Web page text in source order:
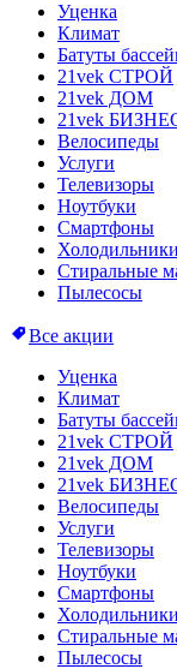
Уценка
Климат
Батуты
21vek СТРОЙ
21vek ДОМ
21vek
Велосипеды
Услуги
Телевизоры
Ноутбуки
Смартфоны
Холодильники
Стиральные
Пылесосы
Все акции
Уценка
Климат
Батуты
21vek СТРОЙ
21vek ДОМ
21vek
Велосипеды
Услуги
Телевизоры
Ноутбуки
Смартфоны
Холодильники
Стиральные
Пылесосы